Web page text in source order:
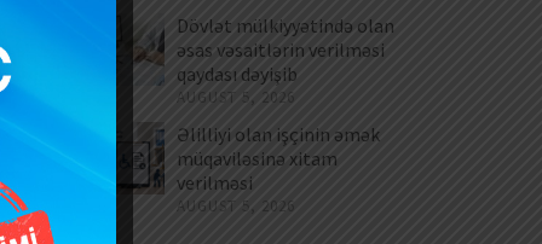
Dövlət mülkiyyətində olan
əsas vəsaitlərin verilməsi
qaydası dəyişib
AUGUST 5, 2026
Əlilliyi olan işçinin əmək
müqaviləsinə xitam
verilməsi
AUGUST 5, 2026